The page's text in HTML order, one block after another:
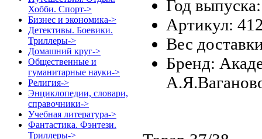
Хобби. Спорт->
Бизнес и экономика->
Детективы. Боевики.
Триллеры->
Домашний круг->
Общественные и
гуманитарные науки->
Религия->
Энциклопедии, словари,
справочники->
Учебная литература->
Фантастика. Фэнтези.
Триллеры->
Год
Артикул:
Вес
Бренд: